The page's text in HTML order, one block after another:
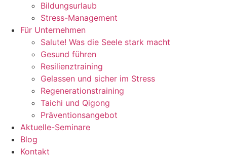
Bildungsurlaub
Stress-Management
Für Unternehmen
Salute! Was die Seele stark macht
Gesund führen
Resilienztraining
Gelassen und sicher im Stress
Regenerationstraining
Taichi und Qigong
Präventionsangebot
Aktuelle-Seminare
Blog
Kontakt